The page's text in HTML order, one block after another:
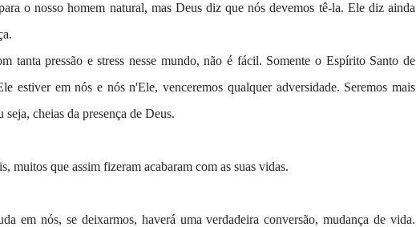
o nosso homem natural, mas Deus diz que nós devemos tê-la. Ele diz ainda
tanta pressão e stress nesse mundo, não é fácil. Somente o Espírito Santo de
estiver em nós e nós n'Ele, venceremos qualquer adversidade. Seremos mais
cheias da presença de Deus.
muitos que assim fizeram acabaram com as suas vidas.
em nós, se deixarmos, haverá uma verdadeira conversão, mudança de vida.